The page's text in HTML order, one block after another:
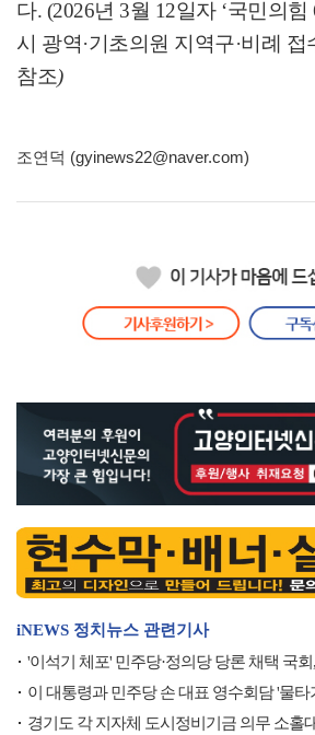
다. (2026년 3월 12일자 ‘국민의힘
시 광역·기초의원 지역구·비례 접
참조)
조연덕 (gyinews22@naver.com)
iNEWS 정치뉴스 관련기사
'이석기 체포' 민주당·정의당 당론 채택 국
이 대통령과 민주당 손 대표 영수회담 '물
경기도 각 지자체 도시정비기금 의무 소홀